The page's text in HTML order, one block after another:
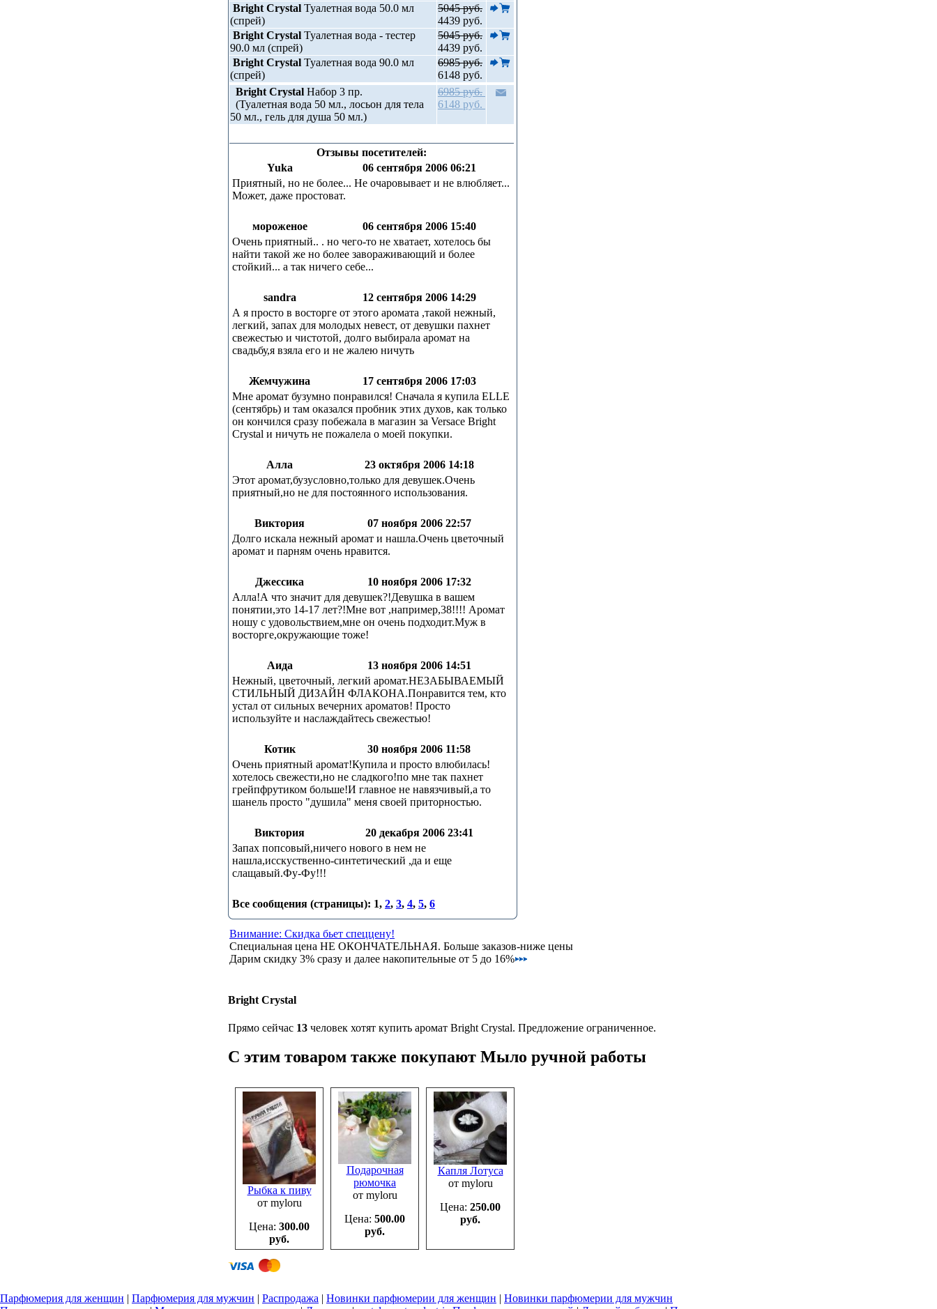
Bright Crystal Туалетная вода 50.0 мл
(спрей)
5045 руб.
4439 руб.
Bright Crystal Туалетная вода - тестер
90.0 мл (спрей)
5045 руб.
4439 руб.
Bright Crystal Туалетная вода 90.0 мл
(спрей)
6985 руб.
6148 руб.
Bright Crystal Набор 3 пр.
(Туалетная вода 50 мл., лосьон для тела
50 мл., гель для душа 50 мл.)
6985 руб.
6148 руб.
Отзывы посетителей:
Yuka
06 сентября 2006 06:21
Приятный, но не более... Не очаровывает и не влюбляет...
Может, даже простоват.
мороженое
06 сентября 2006 15:40
Очень приятный.. . но чего-то не хватает, хотелось бы
найти такой же но более завораживающий и более
стойкий... а так ничего себе...
sandra
12 сентября 2006 14:29
А я просто в восторге от этого аромата ,такой нежный,
легкий, запах для молодых невест, от девушки пахнет
свежестью и чистотой, долго выбирала аромат на
свадьбу,я взяла его и не жалею ничуть
Жемчужина
17 сентября 2006 17:03
Мне аромат бузумно понравился! Сначала я купила ELLE
(сентябрь) и там оказался пробник этих духов, как только
он кончился сразу побежала в магазин за Versace Bright
Crystal и ничуть не пожалела о моей покупки.
Алла
23 октября 2006 14:18
Этот аромат,бузусловно,только для девушек.Очень
приятный,но не для постоянного использования.
Виктория
07 ноября 2006 22:57
Долго искала нежный аромат и нашла.Очень цветочный
аромат и парням очень нравится.
Джессика
10 ноября 2006 17:32
Алла!А что значит для девушек?!Девушка в вашем
понятии,это 14-17 лет?!Мне вот ,например,38!!!! Аромат
ношу с удовольствием,мне он очень подходит.Муж в
восторге,окружающие тоже!
Аида
13 ноября 2006 14:51
Нежный, цветочный, легкий аромат.НЕЗАБЫВАЕМЫЙ
СТИЛЬНЫЙ ДИЗАЙН ФЛАКОНА.Понравится тем, кто
устал от сильных вечерних ароматов! Просто
используйте и наслаждайтесь свежестью!
Котик
30 ноября 2006 11:58
Очень приятный аромат!Купила и просто влюбилась!
хотелось свежести,но не сладкого!по мне так пахнет
грейпфрутиком больше!И главное не навязчивый,а то
шанель просто "душила" меня своей приторностью.
Виктория
20 декабря 2006 23:41
Запах попсовый,ничего нового в нем не
нашла,исскуственно-синтетический ,да и еще
слащавый.Фу-Фу!!!
Все сообщения (страницы): 1, 2, 3, 4, 5, 6
Внимание: Скидка бьет спеццену!
Специальная цена НЕ ОКОНЧАТЕЛЬНАЯ. Больше заказов-ниже цены
Дарим скидку 3% сразу и далее накопительные от 5 до 16%
Bright Crystal
Прямо сейчас 13 человек хотят купить аромат Bright Crystal. Предложение ограниченное.
С этим товаром также покупают Мыло ручной работы
Рыбка к пиву
от myloru
Цена: 300.00
руб.
Подарочная
рюмочка
от myloru
Цена: 500.00
руб.
Капля Лотуса
от myloru
Цена: 250.00
руб.
Парфюмерия для женщин | Парфюмерия для мужчин | Распродажа | Новинки парфюмерии для женщин | Новинки парфюмерии для мужчин